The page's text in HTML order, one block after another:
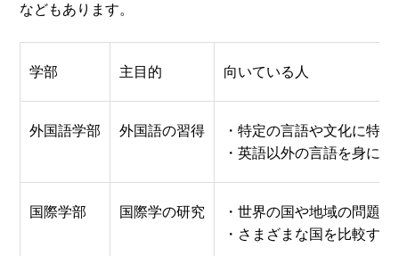
などもあります。
学部 主目的 向いている人
外国語学部 外国語の習得
・特定の言語や文化に特
・英語以外の言語を身に
国際学部 国際学の研究
・世界の国や地域の問題
・さまざまな国を比較す